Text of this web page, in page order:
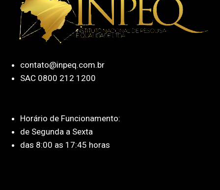
contato@inpeq.com.br
SAC 0800 212 1200
Horário de Funcionamento:
de Segunda a Sexta
das 8:00 as 17:45 horas